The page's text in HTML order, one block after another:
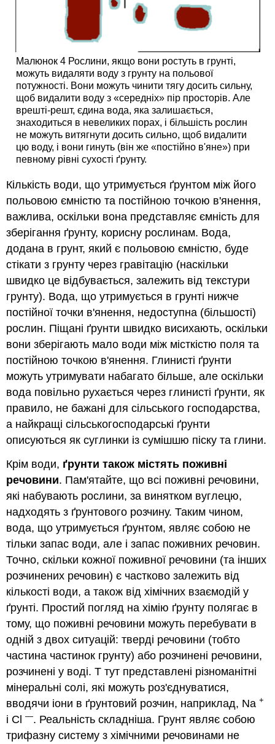
Малюнок 4 Рослини, якщо вони ростуть в грунті,
можуть видаляти воду з грунту на польової
потужності. Вони можуть чинити тягу досить сильну,
щоб видалити воду з «середніх» пір просторів. Але
врешті-решт, єдина вода, яка залишається,
знаходиться в невеликих порах, і більшість рослин
не можуть витягнути досить сильно, щоб видалити
цю воду, і вони гинуть (він же «постійно в'яне») при
певному рівні сухості ґрунту.
Кількість води, що утримується ґрунтом між його
польовою ємністю та постійною точкою в'янення,
важлива, оскільки вона представляє ємність для
зберігання ґрунту, корисну рослинам. Вода,
додана в грунт, який є польовою ємністю, буде
стікати з грунту через гравітацію (наскільки
швидко це відбувається, залежить від текстури
грунту). Вода, що утримується в грунті нижче
постійної точки в'янення, недоступна (більшості)
рослин. Піщані ґрунти швидко висихають, оскільки
вони зберігають мало води між місткістю поля та
постійною точкою в'янення. Глинисті ґрунти
можуть утримувати набагато більше, але оскільки
вода повільно рухається через глинисті ґрунти, як
правило, не бажані для сільського господарства,
а найкращі сільськогосподарські ґрунти
описуються як суглинки із сумішшю піску та глини.
Крім води, ґрунти також містять поживні
речовини. Пам'ятайте, що всі поживні речовини,
які набувають рослини, за винятком вуглецю,
надходять з ґрунтового розчину. Таким чином,
вода, що утримується ґрунтом, являє собою не
тільки запас води, але і запас поживних речовин.
Точно, скільки кожної поживної речовини (та інших
розчинених речовин) є частково залежить від
кількості води, а також від хімічних взаємодій у
ґрунті. Простий погляд на хімію ґрунту полягає в
тому, що поживні речовини можуть перебувати в
одній з двох ситуацій: тверді речовини (тобто
частина частинок грунту) або розчинені речовини,
розчинені у воді. Т тут представлені різноманітні
мінеральні солі, які можуть роз'єднуватися,
вводячи іони в ґрунтовий розчин, наприклад, Na+
і Cl—. Реальність складніша. Грунт являє собою
трифазну систему з хімічними речовинами не